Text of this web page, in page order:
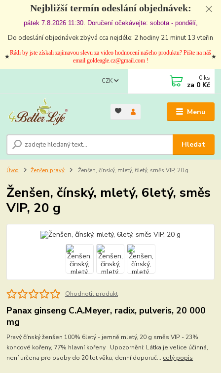
Nejbližší termín odeslání objednávek:
pátek 7.8.2026 11:30. Doručení očekávejte: sobota - pondělí,
Do odeslání objednávek zbývá cca nejdéle: 2 hodiny 21 minut 12 vteřin
★Rádi by jste získali zajímavou slevu za video hodnocení našeho produktu? Pište na náš
email goldeagle.cz@gmail.com !
★
Menu
CZK
Hledat
0 ks
za 0 Kč
Úvod Ženšen pravý Ženšen, čínský, mletý, 6letý, směs VIP, 20 g
Ženšen, čínský, mletý, 6letý, směs
VIP, 20 g
Ohodnotit produkt
Panax ginseng C.A.Meyer, radix, pulveris, 20 000
mg
Pravý čínský ženšen 100% 6letý - jemně mletý, 20 g směs VIP - 23%
koncové kořeny, 77% hlavní kořeny Upozornění: Látka je velice účinná,
není určena pro osoby do 20 let věku, denní doporuč... celý popis